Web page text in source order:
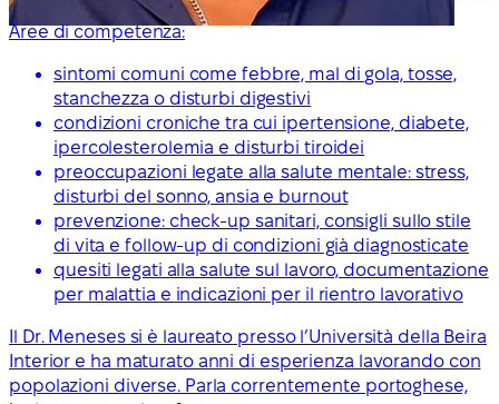
Aree di competenza:
sintomi comuni come febbre, mal di gola, tosse,
stanchezza o disturbi digestivi
condizioni croniche tra cui ipertensione, diabete,
ipercolesterolemia e disturbi tiroidei
preoccupazioni legate alla salute mentale: stress,
disturbi del sonno, ansia e burnout
prevenzione: check-up sanitari, consigli sullo stile
di vita e follow-up di condizioni già diagnosticate
quesiti legati alla salute sul lavoro, documentazione
per malattia e indicazioni per il rientro lavorativo
Il Dr. Meneses si è laureato presso l’Università della Beira
Interior e ha maturato anni di esperienza lavorando con
popolazioni diverse. Parla correntemente portoghese,